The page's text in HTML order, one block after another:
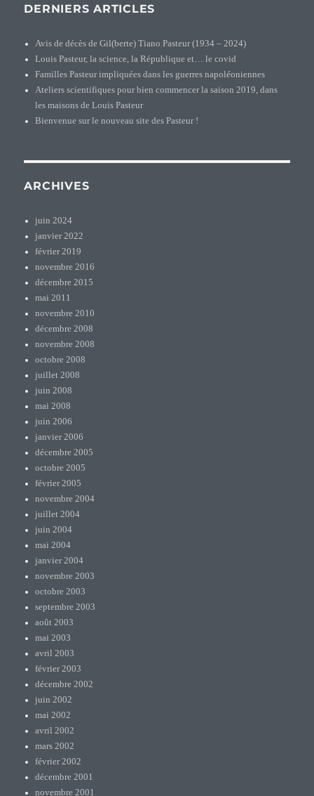
DERNIERS ARTICLES
Avis de décès de Gil(berte) Tiano Pasteur (1934 – 2024)
Louis Pasteur, la science, la République et… le covid
Familles Pasteur impliquées dans les guerres napoléoniennes
Ateliers scientifiques pour bien commencer la saison 2019, dans
les maisons de Louis Pasteur
Bienvenue sur le nouveau site des Pasteur !
ARCHIVES
juin 2024
janvier 2022
février 2019
novembre 2016
décembre 2015
mai 2011
novembre 2010
décembre 2008
novembre 2008
octobre 2008
juillet 2008
juin 2008
mai 2008
juin 2006
janvier 2006
décembre 2005
octobre 2005
février 2005
novembre 2004
juillet 2004
juin 2004
mai 2004
janvier 2004
novembre 2003
octobre 2003
septembre 2003
août 2003
mai 2003
avril 2003
février 2003
décembre 2002
juin 2002
mai 2002
avril 2002
mars 2002
février 2002
décembre 2001
novembre 2001